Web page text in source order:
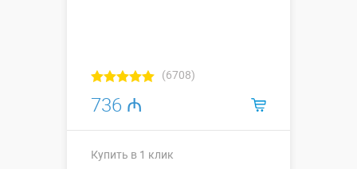
(6708)
736 ₼
Купить в 1 клик